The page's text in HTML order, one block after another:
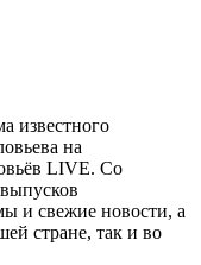
известного
на
LIVE. Со
и свежие новости, а
стране, так и во